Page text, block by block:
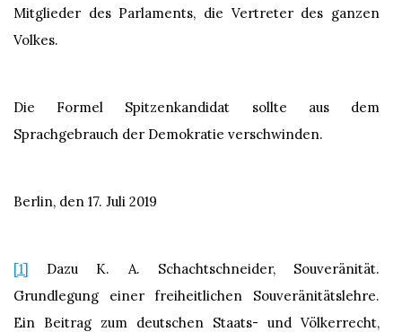
Mitglieder des Parlaments, die Vertreter des ganzen
Volkes.
Die Formel Spitzenkandidat sollte aus dem
Sprachgebrauch der Demokratie verschwinden.
Berlin, den 17. Juli 2019
[1] Dazu K. A. Schachtschneider, Souveränität.
Grundlegung einer freiheitlichen Souveränitätslehre.
Ein Beitrag zum deutschen Staats- und Völkerrecht,